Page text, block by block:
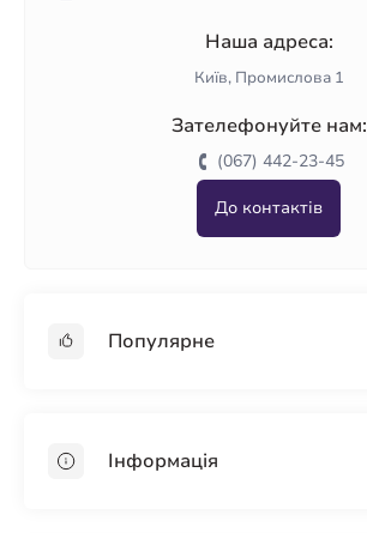
Наша адреса:
Київ, Промислова 1
Зателефонуйте нам:
(067) 442-23-45
До контактів
Популярне
ПінопластІнформація